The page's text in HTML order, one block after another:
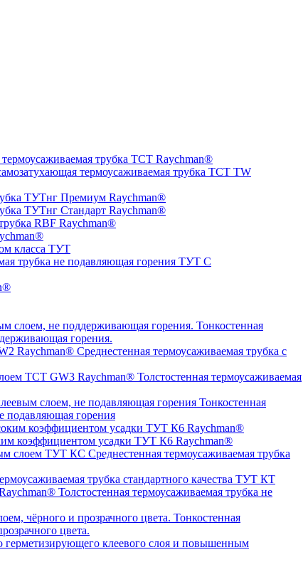
трубка ТCT Raychman®
термоусаживаемая трубка ТCT TW
ТУТнг Премиум Raychman®
ТУТнг Стандарт Raychman®
RBF Raychman®
класса ТУТ
трубка не подавляющая горения ТУТ С
Тонкостенная
горения.
Среднестенная термоусаживаемая трубка c
Толстостенная термоусаживаемая
Тонкостенная
подавляющая горения
коэффициентом усадки ТУТ К6 Raychman®
Среднестенная термоусаживаемая трубка
трубка стандартного качества ТУТ КТ
Толстостенная термоусаживаемая трубка не
Тонкостенная
цвета.